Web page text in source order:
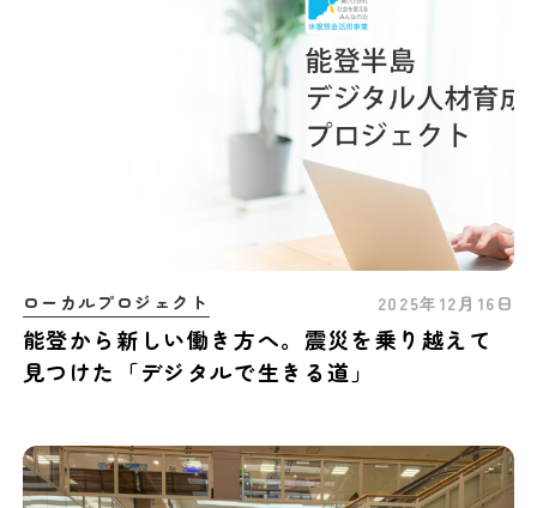
ローカルプロジェクト 2025年12月16日
能登から新しい働き方へ。震災を乗り越えて
見つけた「デジタルで生きる道」